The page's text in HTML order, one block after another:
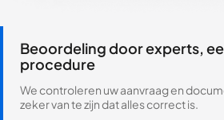
Beoordeling door experts,
procedure
We controleren uw aanvraag en
zeker van te zijn dat alles correct is.